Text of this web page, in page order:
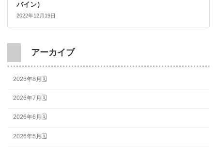
バイン）
2022年12月19日
アーカイブ
2026年8月🗓
2026年7月🗓
2026年6月🗓
2026年5月🗓